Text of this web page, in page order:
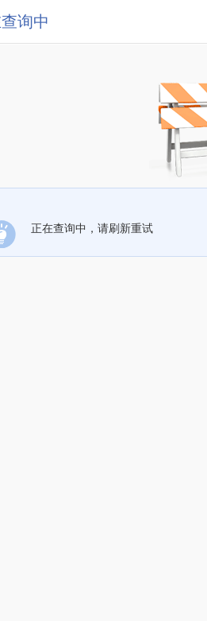
询中
正在查询中，请刷新重试